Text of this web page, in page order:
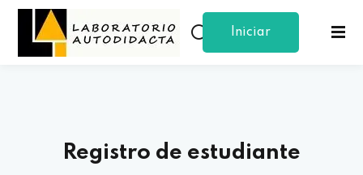
Iniciar
Registro de estudiante
Sign in Sign up